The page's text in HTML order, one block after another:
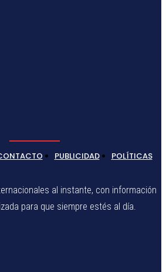
PUBLICIDAD POLÍTICAS
al instante, con información
para que siempre estés al día.